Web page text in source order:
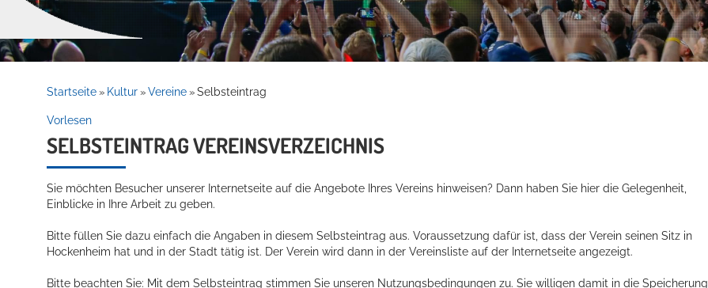
Service
Startseite » Kultur » Vereine » Selbsteintrag
Vorlesen
SELBSTEINTRAG VEREINSVERZEICHNIS
Sie möchten Besucher unserer Internetseite auf die Angebote Ihres Vereins hinweisen? Dann haben Sie hier die Gelegenheit,
Einblicke in Ihre Arbeit zu geben.
Bitte füllen Sie dazu einfach die Angaben in diesem Selbsteintrag aus. Voraussetzung dafür ist, dass der Verein seinen Sitz in
Hockenheim hat und in der Stadt tätig ist. Der Verein wird dann in der Vereinsliste auf der Internetseite angezeigt.
Bitte beachten Sie: Mit dem Selbsteintrag stimmen Sie unseren Nutzungsbedingungen zu. Sie willigen damit in die Speicherung,